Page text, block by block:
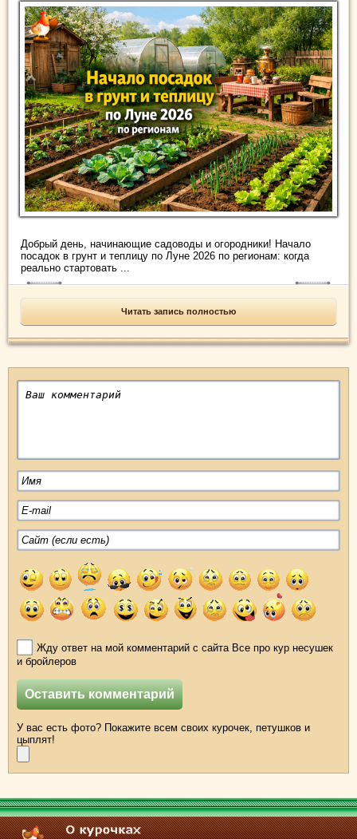
Добрый день, начинающие садоводы и огородники! Начало
посадок в грунт и теплицу по Луне 2026 по регионам: когда
реально стартовать ...
Читать запись полностью
Жду ответ на мой комментарий с сайта Все про кур несушек
и бройлеров
У вас есть фото? Покажите всем своих курочек, петушков и
цыплят!